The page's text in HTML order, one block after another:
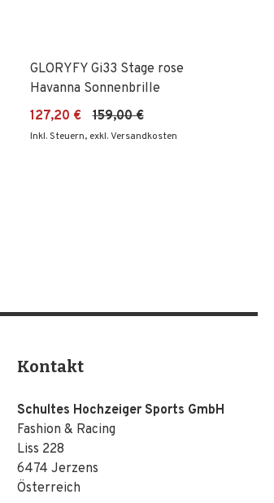
GLORYFY Gi33 Stage rose
Havanna Sonnenbrille
127,20 €
159,00 €
Inkl. Steuern, exkl. Versandkosten
Kontakt
Schultes Hochzeiger Sports GmbH
Fashion & Racing
Liss 228
6474 Jerzens
Österreich